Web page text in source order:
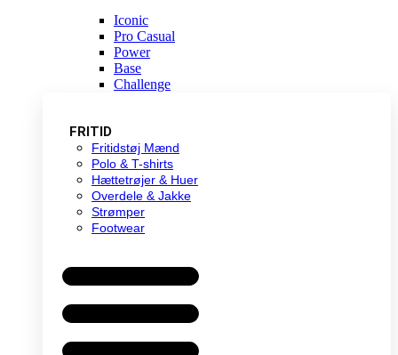
Iconic
Pro Casual
Power
Base
Challenge
FRITID
Fritidstøj Mænd
Polo & T-shirts
Hættetrøjer & Huer
Overdele & Jakke
Strømper
Footwear